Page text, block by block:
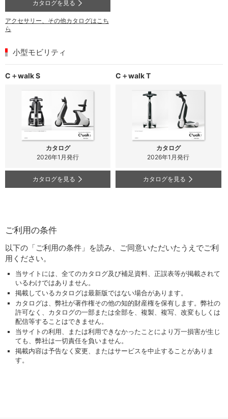
カタログを見る
アクセサリー、その他カタログはこち
ら
小型モビリティ
C＋walk S
カタログ
2026年1月発行
カタログを見る
C＋walk T
カタログ
2026年1月発行
カタログを見る
ご利用の条件
以下の「ご利用の条件」を読み、ご同意いただいたうえでご利
用ください。
当サイトには、全てのカタログ及び補足資料、正誤表等が掲載されて
いるわけではありません。
掲載しているカタログは最新版ではない場合があります。
カタログは、弊社が著作権その他の知的財産権を保有します。弊社の
許可なく、カタログの一部または全部を、複製、複写、改変もしくは
配信等することはできません。
当サイトの利用、または利用できなかったことにより万一損害が生じ
ても、弊社は一切責任を負いません。
掲載内容は予告なく変更、またはサービスを中止することがありま
す。